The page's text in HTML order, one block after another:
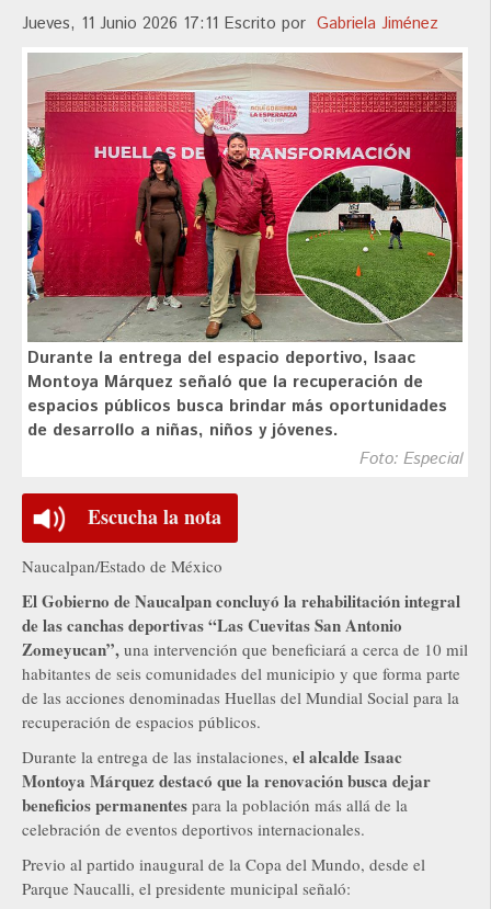
Jueves, 11 Junio 2026 17:11 Escrito por Gabriela Jiménez
Durante la entrega del espacio deportivo, Isaac
Montoya Márquez señaló que la recuperación de
espacios públicos busca brindar más oportunidades
de desarrollo a niñas, niños y jóvenes.
Foto: Especial
Escucha la nota
Naucalpan/Estado de México
El Gobierno de Naucalpan concluyó la rehabilitación integral
de las canchas deportivas “Las Cuevitas San Antonio
Zomeyucan”, una intervención que beneficiará a cerca de 10 mil
habitantes de seis comunidades del municipio y que forma parte
de las acciones denominadas Huellas del Mundial Social para la
recuperación de espacios públicos.
Durante la entrega de las instalaciones, el alcalde Isaac
Montoya Márquez destacó que la renovación busca dejar
beneficios permanentes para la población más allá de la
celebración de eventos deportivos internacionales.
Previo al partido inaugural de la Copa del Mundo, desde el
Parque Naucalli, el presidente municipal señaló: